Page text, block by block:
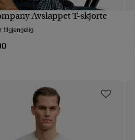
HURTIGVISNING
Avslappet T-skjorte
tilgjengelig